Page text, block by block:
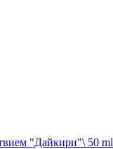
"Дайкири"\ 50 ml